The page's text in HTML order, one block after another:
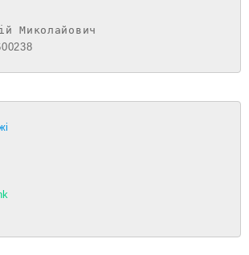
Миколайович